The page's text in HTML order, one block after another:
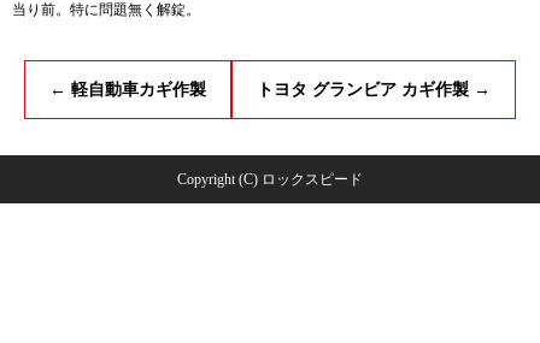
当り前。特に問題無く解錠。
← 軽自動車カギ作製 トヨタ グランビア カギ作製 →
Copyright (C) ロックスピード